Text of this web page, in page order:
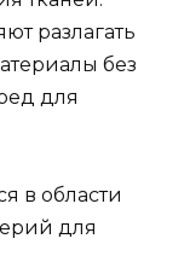
разлагать
без
для
в области
для